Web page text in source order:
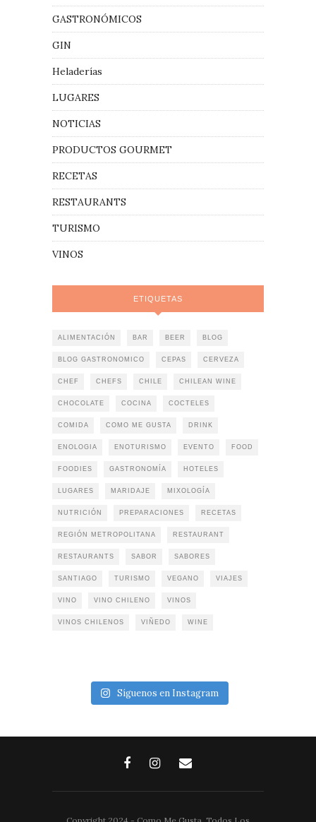
GASTRONÓMICOS
GIN
Heladerías
LUGARES
NOTICIAS
PRODUCTOS GOURMET
RECETAS
RESTAURANTS
TURISMO
VINOS
ETIQUETAS
ALIMENTACIÓN BAR BEER BLOG
BLOG GASTRONOMICO CEPAS CERVEZA
CHEF CHEFS CHILE CHILEAN WINE
CHOCOLATE COCINA COCTELES
COMIDA COMO ME GUSTA DRINK
ENOLOGIA ENOTURISMO EVENTO FOOD
FOODIES GASTRONOMÍA HOTELES
LUGARES MARIDAJE MIXOLOGÍA
NUTRICIÓN PREPARACIONES RECETAS
REGIÓN METROPOLITANA RESTAURANT
RESTAURANTS SABOR SABORES
SANTIAGO TURISMO VEGANO VIAJES
VINO VINO CHILENO VINOS
VINOS CHILENOS VIÑEDO WINE
Síguenos en Instagram